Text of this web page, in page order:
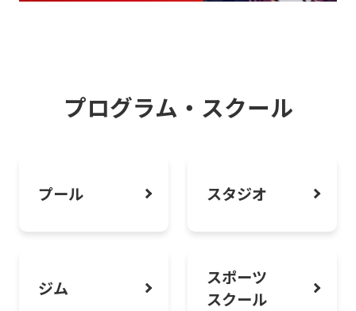
Fitnessを体験しよう！
プログラム・スクール
プール スタジオ
ジム
スポーツ
スクール